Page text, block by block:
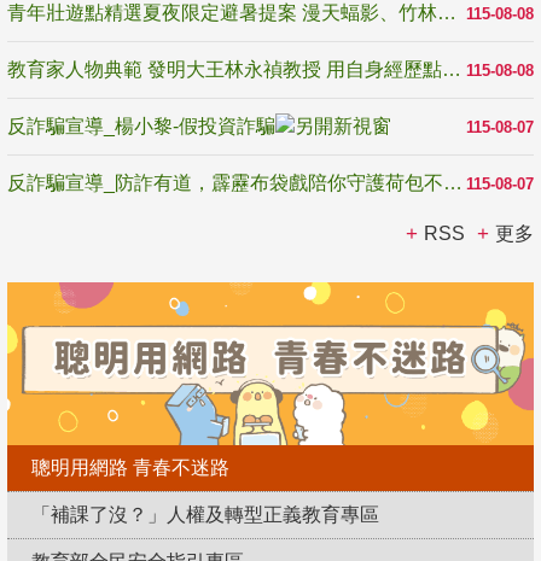
115-08-08
青年壯遊點精選夏夜限定避暑提案 漫天蝠影、竹林尋蛙、茶香夜觀 邀青年暮色出發
115-08-08
教育家人物典範 發明大王林永禎教授 用自身經歷點亮學生的路
115-08-07
反詐騙宣導_楊小黎-假投資詐騙
115-08-07
反詐騙宣導_防詐有道，霹靂布袋戲陪你守護荷包不受騙
RSS 更多
聰明用網路 青春不迷路
「補課了沒？」人權及轉型正義教育專區